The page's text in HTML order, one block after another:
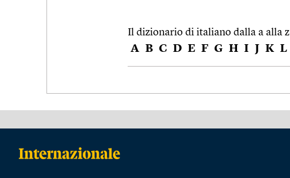
Il dizionario di italiano dalla a alla z
A B C D E F G H I J K L